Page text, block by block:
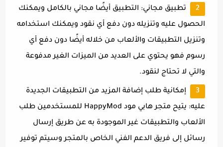
تطبيق مجاني: التطبيق أيضًا مجاني بالكامل ويمكنك
الحصول عليه وتنزيله دون دفع أي نقود ويمكنك استخدامه
وتنزيل التطبيقات والألعاب من خلاله أيضًا دون دفع أي
رسوم فهو يحتوي على العديد من الميزات الغير مدفوعة
والتي لا تحتاج لنقود.
إمكانية طلب إضافة المزيد من التطبيقات الجديدة
عليه: يتيح متجر هابي مود HappyMod للمستخدمين طلب
الألعاب والتطبيقات غير الموجودة به عن طريق إرسال
رسائل إلى فريق الدعم الفني الخاص بالمتجر وسيتم توفير